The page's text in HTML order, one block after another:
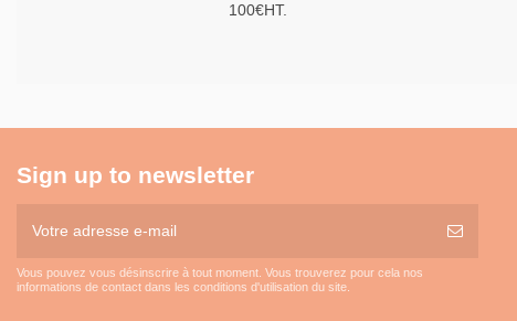
100€HT.
Sign up to newsletter
Vous pouvez vous désinscrire à tout moment. Vous trouverez pour cela nos
informations de contact dans les conditions d'utilisation du site.